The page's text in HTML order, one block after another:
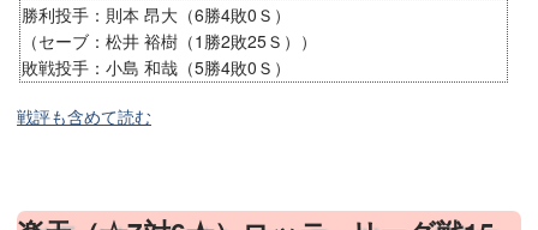
勝利投手：則本 昂大（6勝4敗0Ｓ）
（セーブ：松井 裕樹（1勝2敗25Ｓ））
敗戦投手：小島 和哉（5勝4敗0Ｓ）
戦評も含めて読む